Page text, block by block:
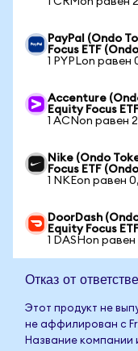
PayPal (Ondo
Focus ETF
1 PYPLon
Accenture
Equity Focus
1 ACNon равен
Nike (Ondo
Focus ETF
1 NKEon равен
DoorDash
Equity Focus
1 DASHon
Отказ от
Этот продукт не
не аффилирован с
Название компании